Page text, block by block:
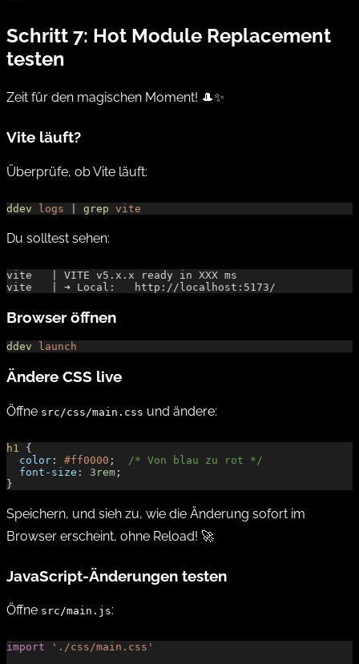
Schritt 7: Hot Module Replacement
testen
Zeit für den magischen Moment! 🎩✨
Vite läuft?
Überprüfe, ob Vite läuft:
ddev logs grep vite
Du solltest sehen:
vite   | VITE v5.x.x ready in XXX ms
vite   | ➜ Local:   http://localhost:5173/
Browser öffnen
ddev launch
Ändere CSS live
Öffne src/css/main.css und ändere:
h1
{
  color
: #ff0000 ;
/* Von blau zu rot */
  font-size
: 3rem ;
}
Speichern, und sieh zu, wie die Änderung sofort im
Browser erscheint, ohne Reload! 🚀
JavaScript-Änderungen testen
Öffne src/main.js:
import './css/main.css'